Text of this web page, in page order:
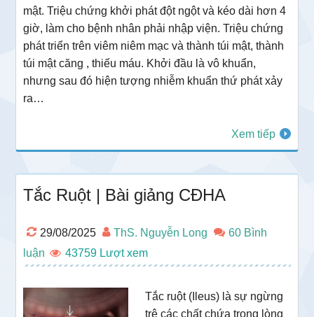
mật. Triệu chứng khởi phát đột ngột và kéo dài hơn 4
giờ, làm cho bệnh nhân phải nhập viện. Triệu chứng
phát triển trên viêm niêm mạc và thành túi mật, thành
túi mật căng , thiếu máu. Khởi đầu là vô khuẩn,
nhưng sau đó hiện tượng nhiễm khuẩn thứ phát xảy
ra…
Xem tiếp
Tắc Ruột | Bài giảng CĐHA
29/08/2025 ThS. Nguyễn Long
60 Bình
luận
43759
Tắc ruột (Ileus) là sự ngừng
trệ các chất chứa trong lòng